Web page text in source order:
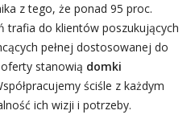
z tego, że ponad 95 proc.
trafia do klientów poszukujących
pełnej dostosowanej do
stanowią domki
ściśle z każdym
ich wizji i potrzeby.